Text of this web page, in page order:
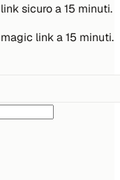
sicuro a 15 minuti.
link a 15 minuti.